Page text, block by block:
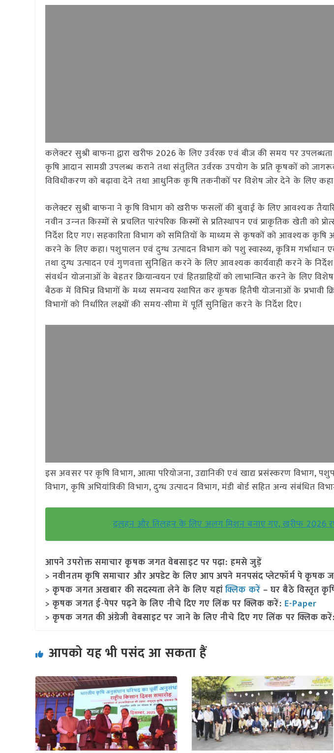
कलेक्टर सुश्री बाफना द्वारा खरीफ 2026 के लिए उर्वरक एवं बीज की समय पर
कृषि आदान सामग्री उपलब्ध कराने तथा संतुलित उर्वरक उपयोग के प्रति कृषकों को
विविधीकरण को बढ़ावा देने तथा आधुनिक कृषि तकनीकों पर विशेष जोर देने के लिए
कलेक्टर सुश्री बाफना ने कृषि विभाग को खरीफ फसलों की बुवाई के लिए आवश्यक
नवीन उन्‍नत किस्‍मों से प्रचलित पारंपरिक किस्मों से प्रतिस्थापन एवं प्राकृतिक खेती को
निर्देश दिए गए। सहकारिता विभाग को समितियों के माध्यम से कृषकों को आवश्यक कृषि
करने के लिए कहा। पशुपालन एवं दुग्ध उत्पादन विभाग को पशु स्वास्थ्य, कृत्रिम गर्भाधान
तथा दुग्ध उत्पादन एवं गुणवत्ता सुनिश्चित करने के लिए आवश्यक कार्यवाही करने के
संवर्धन योजनाओं के बेहतर क्रियान्वयन एवं हितग्राहियों को लाभान्वित करने के लिए
बैठक में विभिन्न विभागों के मध्य समन्वय स्थापित कर कृषक हितैषी योजनाओं के प्रभावी
विभागों को निर्धारित लक्ष्यों की समय-सीमा में पूर्ति सुनिश्चित करने के निर्देश दिए।
इस अवसर पर कृषि विभाग, आत्मा परियोजना, उद्यानिकी एवं खाद्य प्रसंस्करण विभाग,
विभाग, कृषि अभियांत्रिकी विभाग, दुग्ध उत्पादन विभाग, मंडी बोर्ड सहित अन्य संबंधित
दलहन और तिलहन के लिए अलग मिशन बनाए गए, खरीफ 2026
आपने उपरोक्त समाचार कृषक जगत वेबसाइट पर पढ़ा: हमसे जुड़ें
> नवीनतम कृषि समाचार और अपडेट के लिए आप अपने मनपसंद प्लेटफॉर्म पे कृषक
> कृषक जगत अखबार की सदस्यता लेने के लिए यहांक्लिक करें – घर बैठे विस्तृत
> कृषक जगत ई-पेपर पढ़ने के लिए नीचे दिए गए लिंक पर क्लिक करें: E-Paper
> कृषक जगत की अंग्रेजी वेबसाइट पर जाने के लिए नीचे दिए गए लिंक पर क्लिक करें:
आपको यह भी पसंद आ सकता हैं